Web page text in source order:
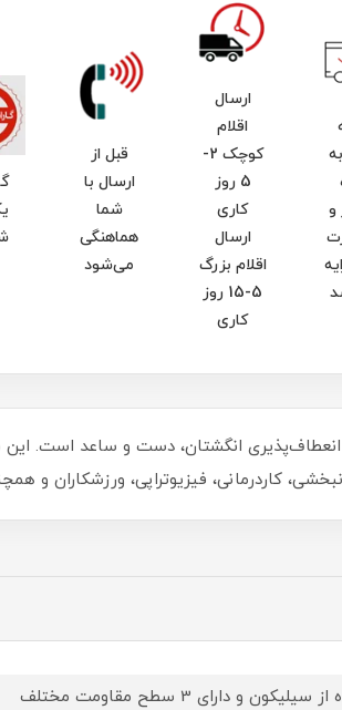
و
ارسال
اقلام
کوچک 2-
5 روز
کاری
ارسال
اقلام بزرگ
5-15 روز
کاری
قبل از
ارسال با
شما
هماهنگی
می‌شود
انگشتان، دست و ساعد است.
کاردرمانی، فیزیوتراپی،
و دارای 3 سطح مقاومت مختلف